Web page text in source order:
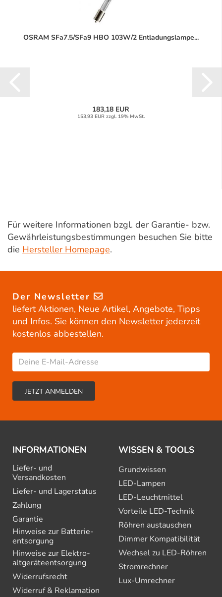
OSRAM SFa7.5/SFa9 HBO 103W/2 Entladungslampe...
183,18 EUR
153,93 EUR zzgl. 19% MwSt.
Für weitere Informationen bzgl. der Garantie- bzw.
Gewährleistungsbestimmungen besuchen Sie bitte
die Hersteller Homepage.
Der Newsletter
liefert Aktionen, Neue Artikel, Angebote, Tipps
und Infos. Sie können den Newsletter jederzeit
kostenlos abbestellen.
INFORMATIONEN
Liefer- und
Versandkosten
Liefer- und Lagerstatus
Zahlung
Garantie
Hinweise zur Batterie­
entsorgung
Hinweise zur Elektro­
altgeräte­entsorgung
Widerrufsrecht
Widerruf & Reklamation
WISSEN & TOOLS
Grundwissen
LED-Lampen
LED-Leuchtmittel
Vorteile LED-Technik
Röhren austauschen
Dimmer Kompatibilität
Wechsel zu LED-Röhren
Stromrechner
Lux-Umrechner